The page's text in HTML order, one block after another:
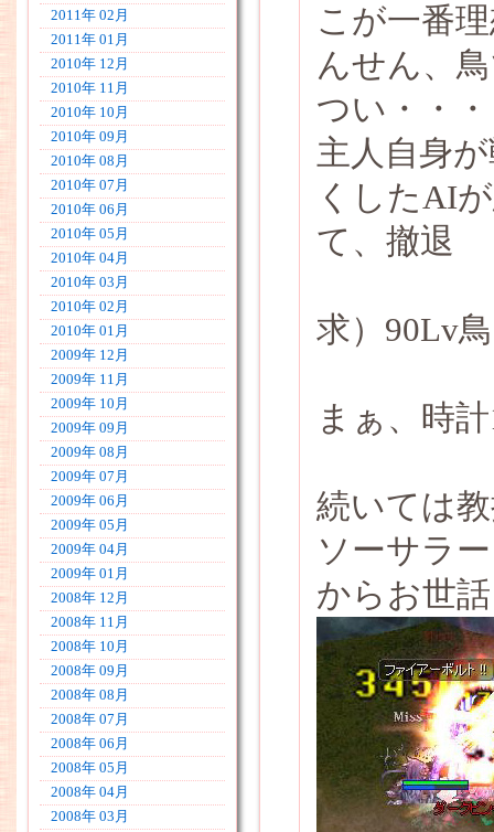
2011年 02月
2011年 01月
2010年 12月
2010年 11月
2010年 10月
2010年 09月
2010年 08月
2010年 07月
2010年 06月
2010年 05月
2010年 04月
2010年 03月
2010年 02月
2010年 01月
2009年 12月
2009年 11月
2009年 10月
2009年 09月
2009年 08月
2009年 07月
2009年 06月
2009年 05月
2009年 04月
2009年 01月
2008年 12月
2008年 11月
2008年 10月
2008年 09月
2008年 08月
2008年 07月
2008年 06月
2008年 05月
2008年 04月
2008年 03月
こが一番
んせん、
つい・・・
主人自身
くしたAI
て、撤退
求）90Lv
まぁ、時
続いては
ソーサラ
からお世